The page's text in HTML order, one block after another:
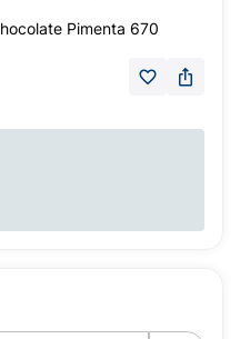
Pimenta 670